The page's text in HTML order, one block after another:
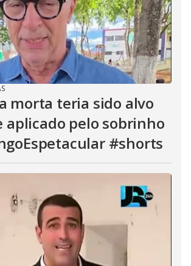
morta teria sido alvo
aplicado pelo sobrinho
#shorts